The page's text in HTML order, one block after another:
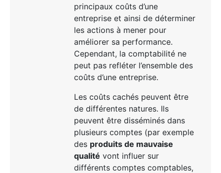
principaux coûts d’une
entreprise et ainsi de déterminer
les actions à mener pour
améliorer sa performance.
Cependant, la comptabilité ne
peut pas refléter l’ensemble des
coûts d’une entreprise.
Les coûts cachés peuvent être
de différentes natures. Ils
peuvent être disséminés dans
plusieurs comptes (par exemple
des produits de mauvaise
qualité vont influer sur
différents comptes comptables,